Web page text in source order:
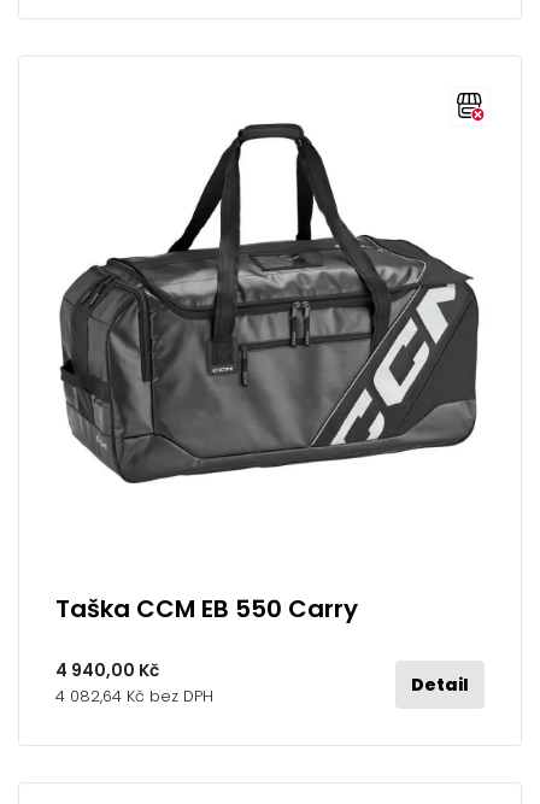
Taška CCM EB 550 Carry
4 940,00 Kč
4 082,64 Kč bez DPH Detail